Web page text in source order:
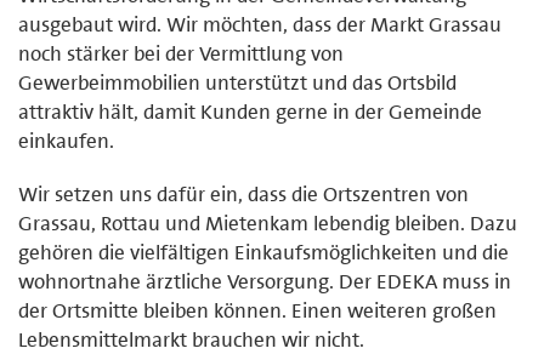
ausgebaut wird. Wir möchten, dass der Markt Grassau
noch stärker bei der Vermittlung von
Gewerbeimmobilien unterstützt und das Ortsbild
attraktiv hält, damit Kunden gerne in der Gemeinde
einkaufen.
Wir setzen uns dafür ein, dass die Ortszentren von
Grassau, Rottau und Mietenkam lebendig bleiben. Dazu
gehören die vielfältigen Einkaufsmöglichkeiten und die
wohnortnahe ärztliche Versorgung. Der EDEKA muss in
der Ortsmitte bleiben können. Einen weiteren großen
Lebensmittelmarkt brauchen wir nicht.